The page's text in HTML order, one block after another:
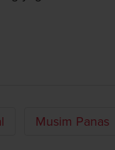
Musim Panas